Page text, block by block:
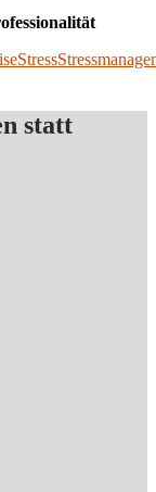
Stress
statt